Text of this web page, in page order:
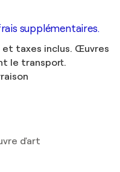
supplémentaires.
et taxes inclus. Œuvres
le transport.
d'art